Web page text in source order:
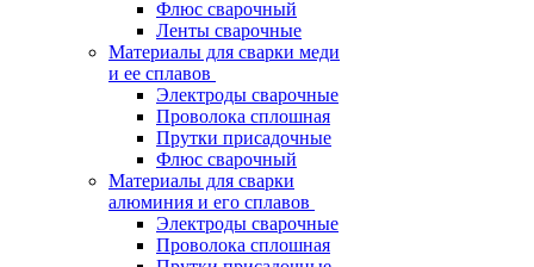
Флюс сварочный
Ленты сварочные
Материалы для сварки меди
и ее сплавов
Электроды сварочные
Проволока сплошная
Прутки присадочные
Флюс сварочный
Материалы для сварки
алюминия и его сплавов
Электроды сварочные
Проволока сплошная